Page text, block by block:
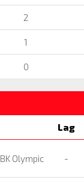
2
1
0
Lag
BK Olympic -